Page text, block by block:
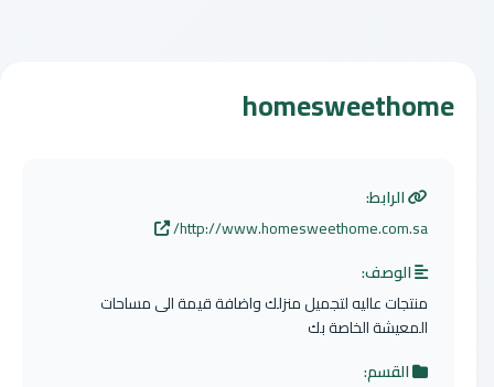
homesweethome
الرابط:
http://www.homesweethome.com.sa/
الوصف:
منتجات عاليه لتجميل منزلك واضافة قيمة الى مساحات
المعيشة الخاصة بك
القسم: